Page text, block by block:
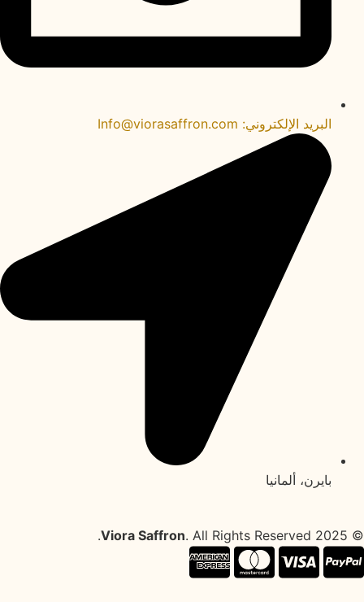
البريد الإلكتروني: ‎Info@viorasaffron.com
بايرن، ألمانيا
© 2025
Viora Saffron. All Rights Reserved.